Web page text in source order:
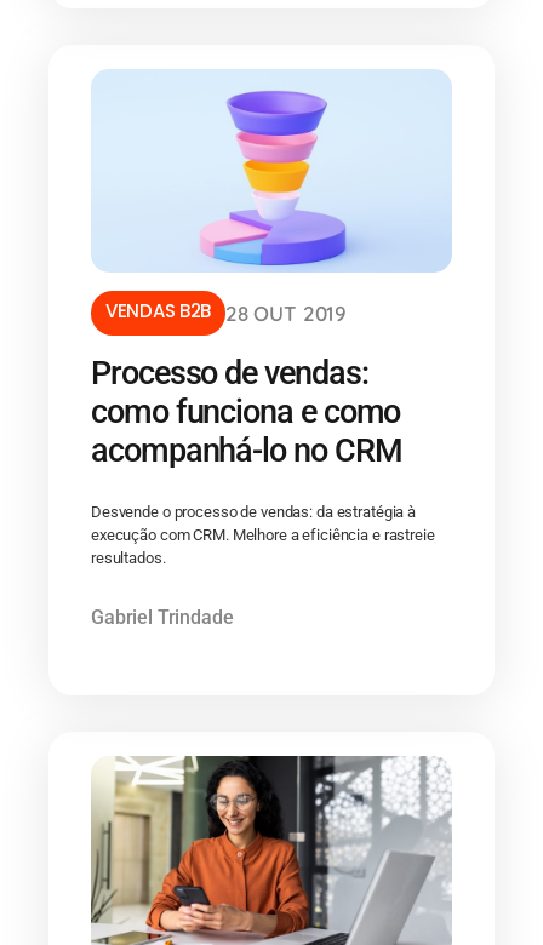
VENDAS B2B 28 OUT 2019
Processo de vendas:
como funciona e como
acompanhá-lo no CRM
Desvende o processo de vendas: da estratégia à
execução com CRM. Melhore a eficiência e rastreie
resultados.
Gabriel Trindade